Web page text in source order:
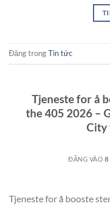
Đăng trongTin tức
Tjeneste for å
the 405 2026 –
City
ĐĂNG VÀO 8
Tjeneste for å booste